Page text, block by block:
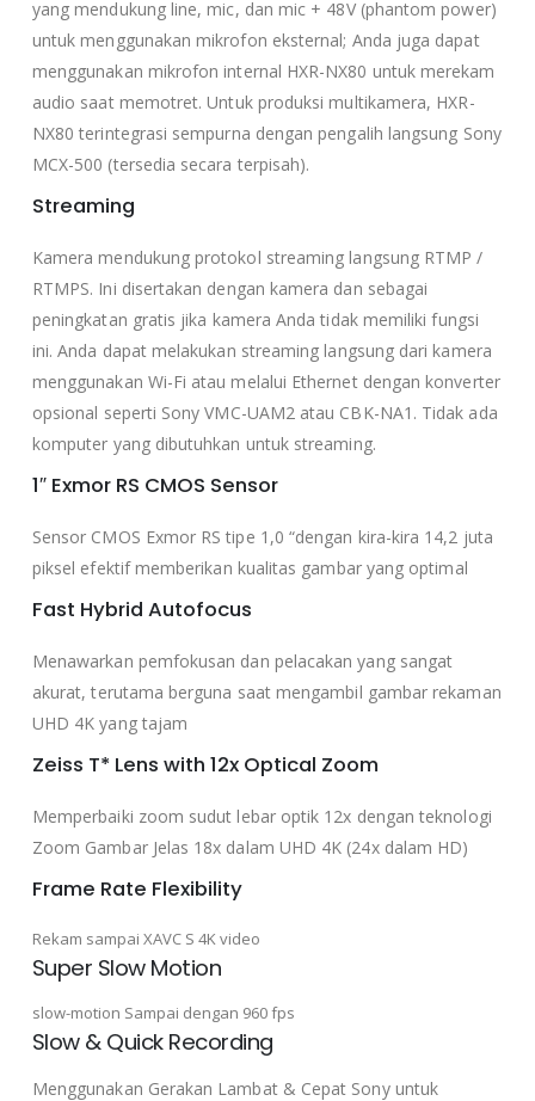
yang mendukung line, mic, dan mic + 48V (phantom power)
untuk menggunakan mikrofon eksternal; Anda juga dapat
menggunakan mikrofon internal HXR-NX80 untuk merekam
audio saat memotret. Untuk produksi multikamera, HXR-
NX80 terintegrasi sempurna dengan pengalih langsung Sony
MCX-500 (tersedia secara terpisah).
Streaming
Kamera mendukung protokol streaming langsung RTMP /
RTMPS. Ini disertakan dengan kamera dan sebagai
peningkatan gratis jika kamera Anda tidak memiliki fungsi
ini. Anda dapat melakukan streaming langsung dari kamera
menggunakan Wi-Fi atau melalui Ethernet dengan konverter
opsional seperti Sony VMC-UAM2 atau CBK-NA1. Tidak ada
komputer yang dibutuhkan untuk streaming.
1″ Exmor RS CMOS Sensor
Sensor CMOS Exmor RS tipe 1,0 “dengan kira-kira 14,2 juta
piksel efektif memberikan kualitas gambar yang optimal
Fast Hybrid Autofocus
Menawarkan pemfokusan dan pelacakan yang sangat
akurat, terutama berguna saat mengambil gambar rekaman
UHD 4K yang tajam
Zeiss T* Lens with 12x Optical Zoom
Memperbaiki zoom sudut lebar optik 12x dengan teknologi
Zoom Gambar Jelas 18x dalam UHD 4K (24x dalam HD)
Frame Rate Flexibility
Rekam sampai XAVC S 4K video
Super Slow Motion
slow-motion Sampai dengan 960 fps
Slow & Quick Recording
Menggunakan Gerakan Lambat & Cepat Sony untuk